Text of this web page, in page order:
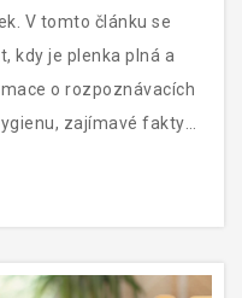
V tomto článku se
kdy je plenka plná a
o rozpoznávacích
zajímavé fakty a